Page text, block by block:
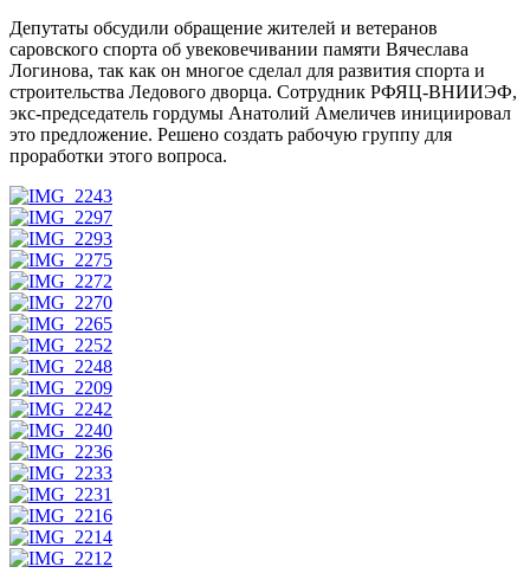
Депутаты обсудили обращение жителей и ветеранов
саровского спорта об увековечивании памяти Вячеслава
Логинова, так как он многое сделал для развития спорта и
строительства Ледового дворца. Сотрудник РФЯЦ-ВНИИЭФ,
экс-председатель гордумы Анатолий Амеличев инициировал
это предложение. Решено создать рабочую группу для
проработки этого вопроса.